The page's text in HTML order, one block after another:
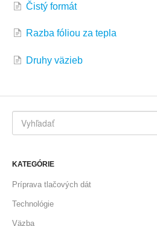
Čistý formát
Razba fóliou za tepla
Druhy väzieb
KATEGÓRIE
Príprava tlačových dát
Technológie
Väzba